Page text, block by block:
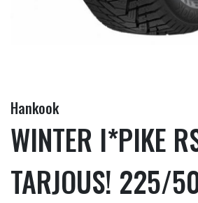
Hankook
WINTER I*PIKE
TARJOUS! 225/